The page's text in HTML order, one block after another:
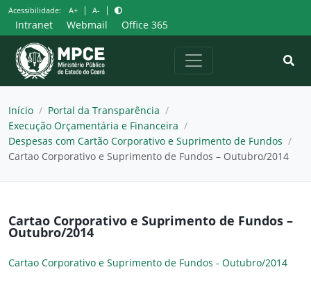
Pular
para
o
conteúdo
Acessibilidade: A+ | A- |
Intranet Webmail Office 365
Início / Portal da Transparência /
Execução Orçamentária e Financeira /
Despesas com Cartão Corporativo e Suprimento de Fundos /
Cartao Corporativo e Suprimento de Fundos – Outubro/2014
Cartao Corporativo e Suprimento de Fundos –
Outubro/2014
Cartao Corporativo e Suprimento de Fundos - Outubro/2014